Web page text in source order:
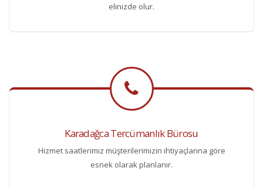
elinizde olur.
Karadağca Tercümanlık Bürosu
Hizmet saatlerimiz müşterilerimizin ihtiyaçlarına göre
esnek olarak planlanır.